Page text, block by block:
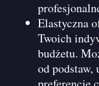
Elastyczna
Twoich
budżetu.
od podstaw,